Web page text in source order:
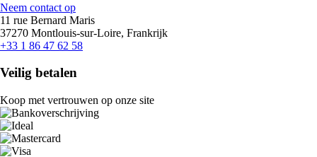
Neem contact op
11 rue Bernard Maris
37270 Montlouis-sur-Loire, Frankrijk
+33 1 86 47 62 58
Veilig betalen
Koop met vertrouwen op onze site